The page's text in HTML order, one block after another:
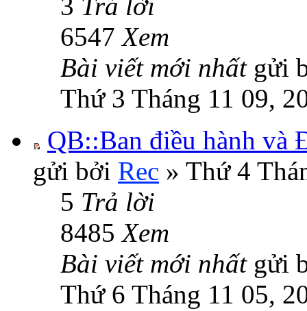
6547Xem
Bài viết mới nhất gửi
Thứ 3 Tháng 11 09,
QB::Ban điều hành và
gửi bởi Rec » Thứ 4
5 Trả lời
8485Xem
Bài viết mới nhất gửi
Thứ 6 Tháng 11 05,